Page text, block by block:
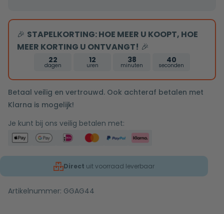
30x60x7cm
🎉 STAPELKORTING: HOE MEER U KOOPT, HOE
MEER KORTING U ONTVANGT! 🎉
22
dagen
12
uren
38
minuten
40
seconden
Betaal veilig en vertrouwd. Ook achteraf betalen met
Klarna is mogelijk!
Je kunt bij ons veilig betalen met:
Direct uit voorraad leverbaar
Artikelnummer: GGAG44